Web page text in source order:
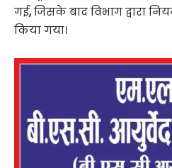
गई,जिसके बाद विभाग द्वारा
किया गया।